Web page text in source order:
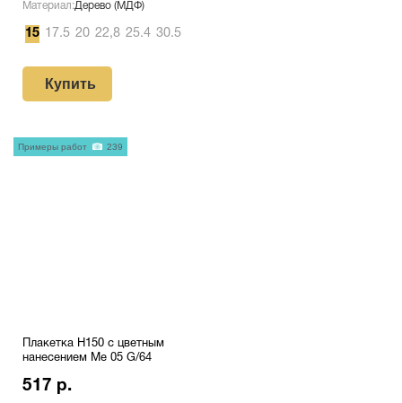
Материал:Дерево (МДФ)
15 17.5 20 22,8 25.4 30.5
Купить
Плакетка H150 с цветным
нанесением Me 05 G/64
517 р.
Примеры работ 239